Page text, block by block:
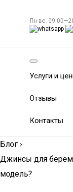
Пн-вс:
Услуги и
Отзывы
Контакты
Блог ›
Джинсы для
модель?